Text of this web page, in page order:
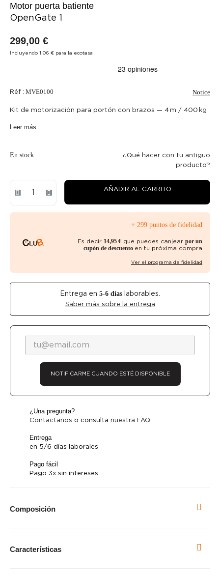
Motor puerta batiente
OpenGate 1
299,00 €
Incluyendo 1,06 € para la ecotasa
Réf : MVE0100 Notice
Kit de motorización para portón con brazos — 4 m / 400 kg
Leer más
En stock
¿Qué hacer con tu antiguo
producto?
AÑADIR AL CARRITO
+ 299 puntos de fidelidad
Es decir 14,95 € que puedes canjear por un
cupón de descuento en tu próxima compra
Ver el programa de fidelidad
Entrega en 5-6 días laborables.
Saber más sobre la entrega
NOTIFICARME CUANDO ESTÉ DISPONIBLE
¿Una pregunta?
Contactanos o consulta nuestra FAQ
Entrega
en 5/6 días laborales
Pago fácil
Pago 3x sin intereses
Composición
Características